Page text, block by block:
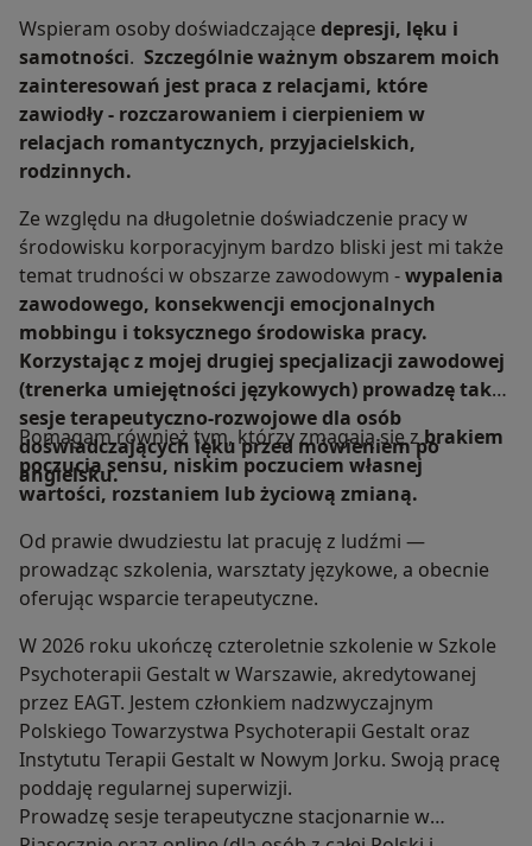
Wspieram osoby doświadczające depresji, lęku i
samotności. Szczególnie ważnym obszarem moich
zainteresowań jest praca z relacjami, które
zawiodły - rozczarowaniem i cierpieniem w
relacjach romantycznych, przyjacielskich,
rodzinnych.
Ze względu na długoletnie doświadczenie pracy w
środowisku korporacyjnym bardzo bliski jest mi także
temat trudności w obszarze zawodowym -wypalenia
zawodowego, konsekwencji emocjonalnych
mobbingu i toksycznego środowiska pracy.
Korzystając z mojej drugiej specjalizacji zawodowej
(trenerka umiejętności językowych) prowadzę także
sesje terapeutyczno-rozwojowe dla osób
doświadczających lęku przed mówieniem po
angielsku.
Pomagam również tym, którzy zmagają się zbrakiem
poczucia sensu, niskim poczuciem własnej
wartości, rozstaniem lub życiową zmianą.
Od prawie dwudziestu lat pracuję z ludźmi —
prowadząc szkolenia, warsztaty językowe, a obecnie
oferując wsparcie terapeutyczne.
W 2026 roku ukończę czteroletnie szkolenie w Szkole
Psychoterapii Gestalt w Warszawie, akredytowanej
przez EAGT. Jestem członkiem nadzwyczajnym
Polskiego Towarzystwa Psychoterapii Gestalt oraz
Instytutu Terapii Gestalt w Nowym Jorku. Swoją pracę
poddaję regularnej superwizji.
Prowadzę sesje terapeutyczne stacjonarnie w